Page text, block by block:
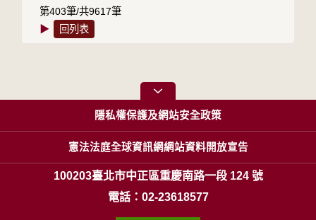
第403筆/共9617筆
▶
回列表
隱私權保護及網站安全政策
憲法法庭全球資訊網網站資料開放宣告
100203臺北市中正區重慶南路一段 124 號
電話：02-23618577